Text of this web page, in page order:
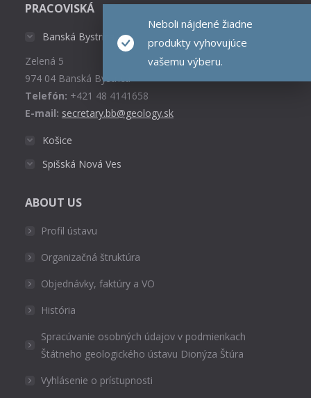
Neboli nájdené žiadne
produkty vyhovujúce
vašemu výberu.
opens
window
PRACOVISKÁ
Banská Bystrica
Zelená 5
974 04 Banská Bystrica
Telefón: +421 48 4141658
E-mail: secretary.bb@geology.sk
Košice
Spišská Nová Ves
ABOUT US
Profil ústavu
Organizačná štruktúra
Objednávky, faktúry a VO
História
Spracúvanie osobných údajov v podmienkach
Štátneho geologického ústavu Dionýza Štúra
Vyhlásenie o prístupnosti